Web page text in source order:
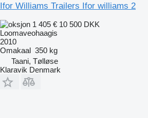
Ifor Williams Trailers Ifor williams 2
1 405 € 10 500 DKK
Loomaveohaagis
2010
Omakaal 350 kg
Taani, Tølløse
Klaravik Denmark